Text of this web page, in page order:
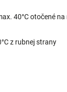
40°C otočené
z rubnej strany